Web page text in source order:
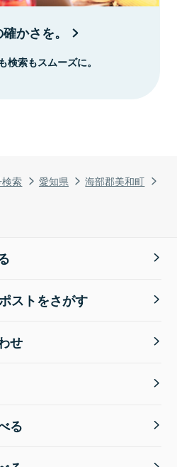
索 愛知県
海部郡美和町
かさを。
索もスムーズに。
ストをさがす
せ
る